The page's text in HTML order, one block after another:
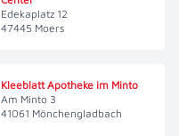
Edekaplatz 12
47445 Moers
Kleeblatt Apotheke im Minto
Am Minto 3
41061 Mönchengladbach